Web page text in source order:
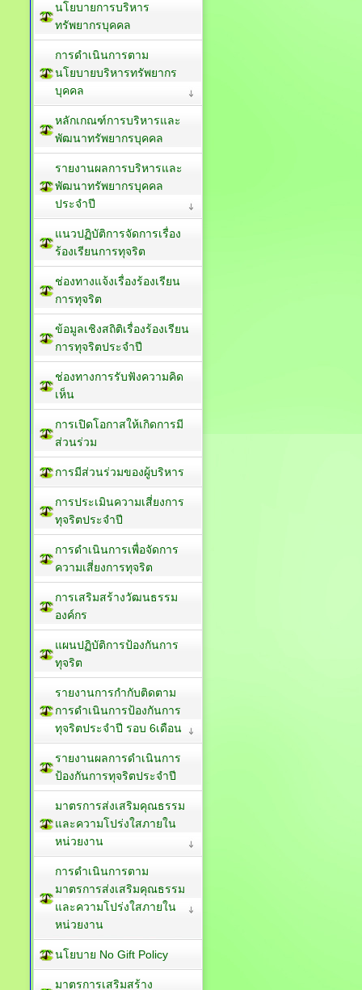
นโยบายการบริหาร
ทรัพยากรบุคคล
การดำเนินการตาม
นโยบายบริหารทรัพยากร
บุคคล
หลักเกณฑ์การบริหารและ
พัฒนาทรัพยากรบุคคล
รายงานผลการบริหารและ
พัฒนาทรัพยากรบุคคล
ประจำปี
แนวปฏิบัติการจัดการเรื่อง
ร้องเรียนการทุจริต
ช่องทางแจ้งเรื่องร้องเรียน
การทุจริต
ข้อมูลเชิงสถิติเรื่องร้องเรียน
การทุจริตประจำปี
ช่องทางการรับฟังความคิด
เห็น
การเปิดโอกาสให้เกิดการมี
ส่วนร่วม
การมีส่วนร่วมของผู้บริหาร
การประเมินความเสี่ยงการ
ทุจริตประจำปี
การดำเนินการเพื่อจัดการ
ความเสี่ยงการทุจริต
การเสริมสร้างวัฒนธรรม
องค์กร
แผนปฏิบัติการป้องกันการ
ทุจริต
รายงานการกำกับติดตาม
การดำเนินการป้องกันการ
ทุจริตประจำปี รอบ 6เดือน
รายงานผลการดำเนินการ
ป้องกันการทุจริตประจำปี
มาตรการส่งเสริมคุณธรรม
และความโปร่งใสภายใน
หน่วยงาน
การดำเนินการตาม
มาตรการส่งเสริมคุณธรรม
และความโปร่งใสภายใน
หน่วยงาน
นโยบาย No Gift Policy
มาตรการเสริมสร้าง